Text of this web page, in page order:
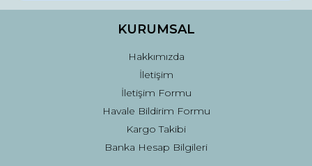
Ürün fiyatı diğer sitelerden daha pahalı.
Gönder
KURUMSAL
Hakkımızda
İletişim
İletişim Formu
Havale Bildirim Formu
Kargo Takibi
Banka Hesap Bilgileri